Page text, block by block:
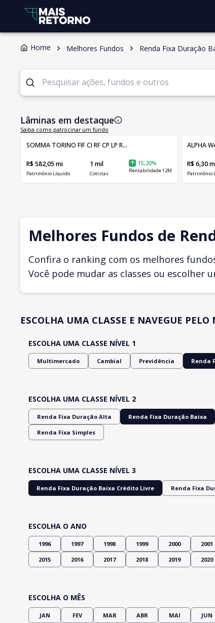
Home Melhores Fundos Renda Fixa Duração
Lâminas em destaque
Saiba como patrocinar um fundo
SOMMA TORINO FIF CI RF CP LP R...
R$ 582,05 mi
Patrimônio Líquido
1 mil
Cotistas
15,20%
Rentabilidade 12M
ALPHA
R$ 6,30
Patrimônio
Melhores Fundos de
Confira o ranking com os melhores
Você pode mudar as classes ou escolher
ESCOLHA UMA CLASSE E NAVEGUE
ESCOLHA UMA CLASSE NÍVEL 1
Multimercado Cambial Previdência Renda
ESCOLHA UMA CLASSE NÍVEL 2
Renda Fixa Duração Alta Renda Fixa Duração Baixa
Renda Fixa Simples
ESCOLHA UMA CLASSE NÍVEL 3
Renda Fixa Duração Baixa Crédito Livre Renda Fixa
ESCOLHA O ANO
1996 1997 1998 1999 2000 2001
2015 2016 2017 2018 2019 2020
ESCOLHA O MÊS
JAN FEV MAR ABR MAI JUN